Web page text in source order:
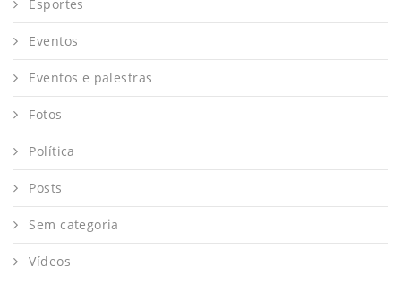
Esportes
Eventos
Eventos e palestras
Fotos
Política
Posts
Sem categoria
Vídeos